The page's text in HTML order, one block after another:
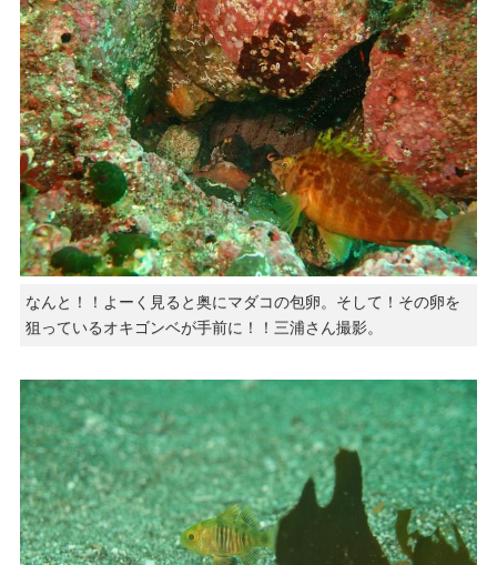
なんと！！よーく見ると奥にマダコの包卵。そして！その卵を
狙っているオキゴンベが手前に！！三浦さん撮影。